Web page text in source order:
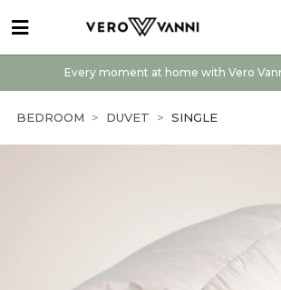
Every moment at home with Vero
BEDROOM DUVET SINGLE